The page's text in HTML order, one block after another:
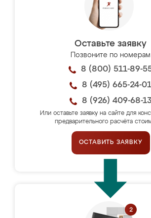
Оставьте заявку
Позвоните по номерам
8 (800) 511-89-
8 (495) 665-24-01
8 (926) 409-68-13
Или оставьте заявку на сайте для
предварительного расчёта
ОСТАВИТЬ ЗАЯВКУ